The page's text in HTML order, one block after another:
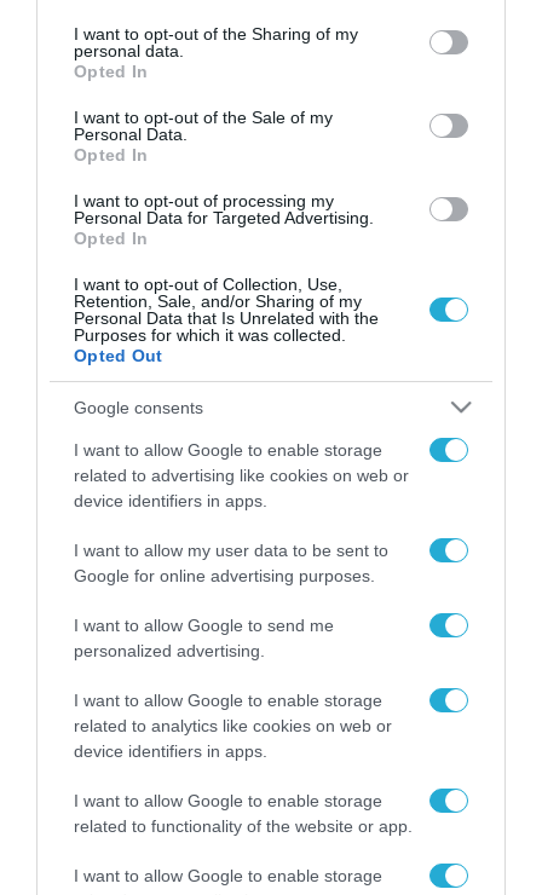
not limited to your visit or usage behaviour. You may click to
grant or deny consent to Google and its third-party tags to
use your data for below specified purposes in below Google
consent section.
I want to opt-out of the Sharing of my
personal data.
Opted In
I want to opt-out of the Sale of my
Personal Data.
Opted In
I want to opt-out of processing my
Personal Data for Targeted Advertising.
Opted In
I want to opt-out of Collection, Use,
Retention, Sale, and/or Sharing of my
Personal Data that Is Unrelated with the
Purposes for which it was collected.
Opted Out
Google consents
I want to allow Google to enable storage
related to advertising like cookies on web or
device identifiers in apps.
I want to allow my user data to be sent to
Google for online advertising purposes.
I want to allow Google to send me
personalized advertising.
I want to allow Google to enable storage
related to analytics like cookies on web or
device identifiers in apps.
I want to allow Google to enable storage
related to functionality of the website or app.
I want to allow Google to enable storage
ΡΟΗ ΕΙΔΗΣΕΩΝ
Το χρηματοδοτούμενο
από την ΕΕ έργο “The
Gaming Police”
ενισχύει την ασφάλεια
των παιδιών στο
διαδίκτυο
ΑΑΔΕ: Διευκρινίσεις
παραβάσεις που
αφορούν τους ΦΗΜ
31.07.2026
Σ. Καλαφάτης: «Η
Τεχνητή Νοημοσύνη
δεν είναι απλώς μια
νέα τεχνολογία, είναι
μια νέα βιομηχανική
επανάσταση»
31.07.2026
για τη χρηματοδότηση